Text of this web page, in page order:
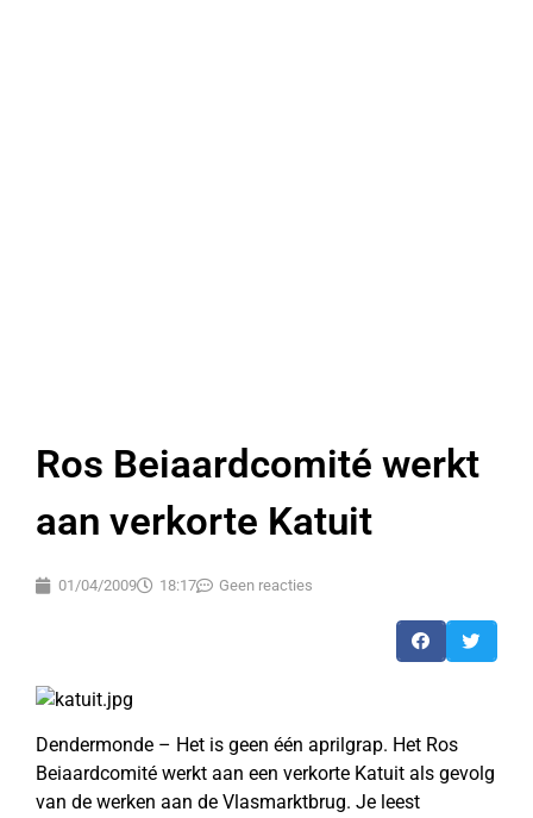
Ros Beiaardcomité werkt
aan verkorte Katuit
01/04/2009 18:17 Geen reacties
Dendermonde – Het is geen één aprilgrap. Het Ros
Beiaardcomité werkt aan een verkorte Katuit als gevolg
van de werken aan de Vlasmarktbrug. Je leest